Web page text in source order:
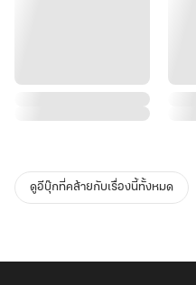
ดูอีบุ๊กที่คล้ายกับเรื่องนี้ทั้งหมด